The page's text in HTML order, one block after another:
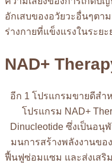
อักเสบของอวัยวะอื่นๆตา
ร่างกายที่แข็งแรงในระยะ
NAD+
อีก 1 โปรแกรมขายดีสำ
โปรแกรม NAD+
Dinucleotide ซึ่งเป็นอ
มนการสร้างพลังงานข
ฟื้นฟูซ่อมแซม และส่งเสริ